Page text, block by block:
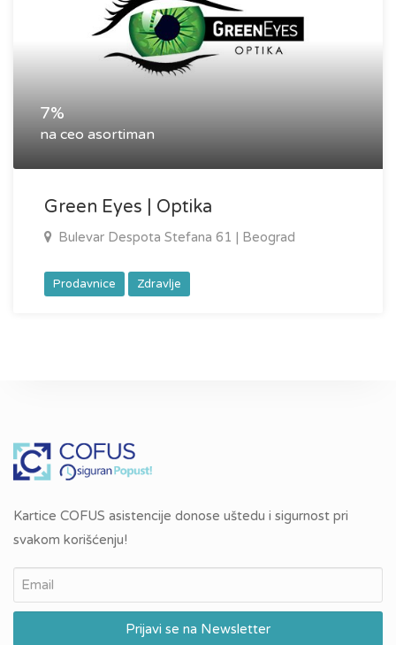
7%
na ceo asortiman
Green Eyes | Optika
Bulevar Despota Stefana 61 | Beograd
Prodavnice Zdravlje
Kartice COFUS asistencije donose uštedu i sigurnost pri
svakom korišćenju!